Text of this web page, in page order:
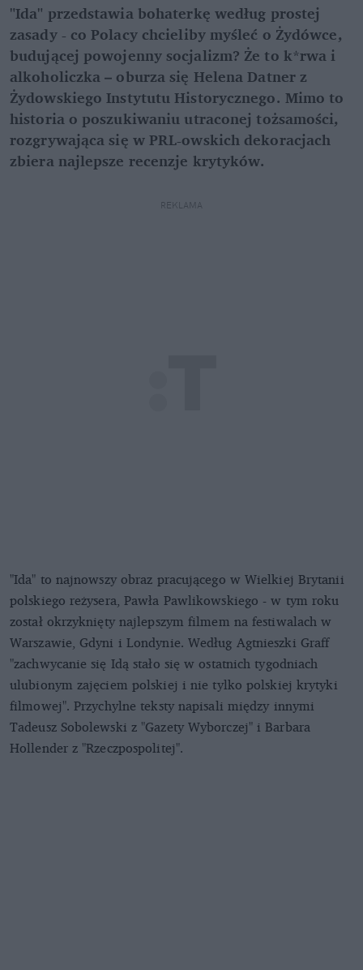
"Ida" przedstawia bohaterkę według prostej
zasady - co Polacy chcieliby myśleć o Żydówce,
budującej powojenny socjalizm? Że to k*rwa i
alkoholiczka – oburza się Helena Datner z
Żydowskiego Instytutu Historycznego. Mimo to
historia o poszukiwaniu utraconej tożsamości,
rozgrywająca się w PRL-owskich dekoracjach
zbiera najlepsze recenzje krytyków.
REKLAMA
"Ida" to najnowszy obraz pracującego w Wielkiej Brytanii
polskiego reżysera, Pawła Pawlikowskiego - w tym roku
został okrzyknięty najlepszym filmem na festiwalach w
Warszawie, Gdyni i Londynie. Według Agtnieszki Graff
"zachwycanie się Idą stało się w ostatnich tygodniach
ulubionym zajęciem polskiej i nie tylko polskiej krytyki
filmowej". Przychylne teksty napisali między innymi
Tadeusz Sobolewski z "Gazety Wyborczej" i Barbara
Hollender z "Rzeczpospolitej".